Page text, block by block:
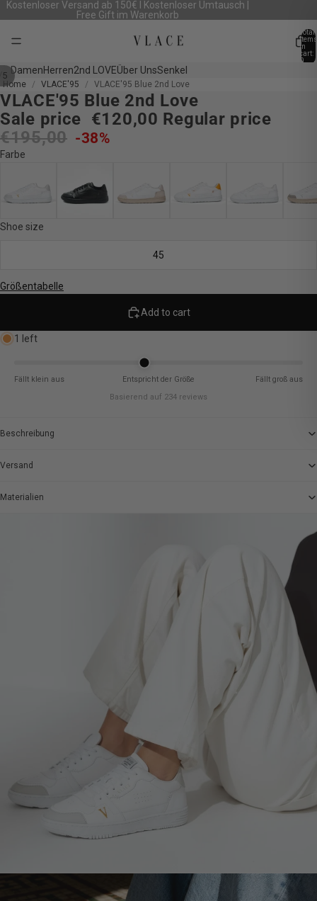
Kostenloser Versand ab 150€ I Kostenloser Umtausch |
Free Gift im Warenkorb
Total
items
in
cart:
0
DamenHerren2nd LOVEÜber UnsSenkel
Home VLACE'95 VLACE'95 Blue 2nd Love
5
Open
image
in
full
screen
Open
image
in
full
screen
Open
image
in
full
screen
Open
image
in
full
screen
Open
image
in
full
screen
VLACE'95 Blue 2nd Love
Sale price €120,00 Regular price
€195,00 -38%
Farbe
Shoe size
45
Größentabelle
Add to cart
1 left
Fällt klein aus Entspricht der Größe
Fällt groß aus
Basierend auf 234 reviews
Beschreibung
Versand
Materialien